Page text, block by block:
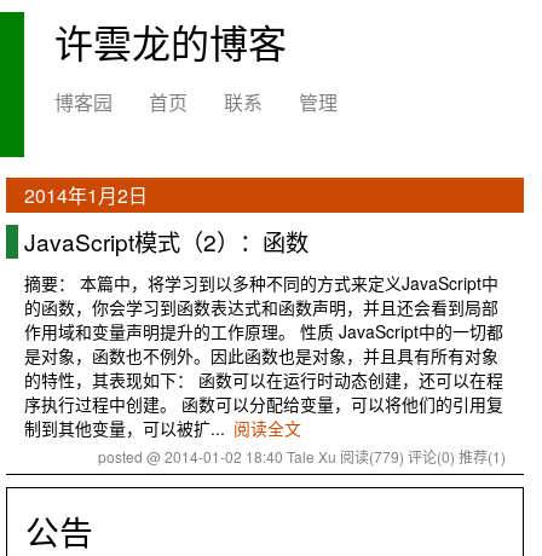
许雲龙的博客
博客园 首页 联系 管理
2014年1月2日
JavaScript模式（2）：函数
摘要： 本篇中，将学习到以多种不同的方式来定义JavaScript中
的函数，你会学习到函数表达式和函数声明，并且还会看到局部
作用域和变量声明提升的工作原理。 性质 JavaScript中的一切都
是对象，函数也不例外。因此函数也是对象，并且具有所有对象
的特性，其表现如下： 函数可以在运行时动态创建，还可以在程
序执行过程中创建。 函数可以分配给变量，可以将他们的引用复
制到其他变量，可以被扩... 阅读全文
posted @ 2014-01-02 18:40 Tale Xu 阅读(779) 评论(0) 推荐(1)
公告